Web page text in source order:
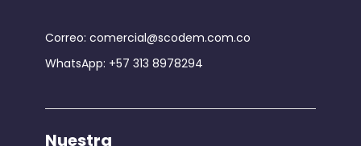
Correo: comercial@scodem.com.co
WhatsApp: +57 313 8978294
Nuestra